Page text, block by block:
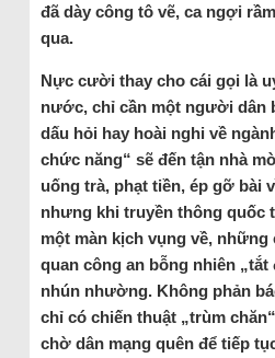
đã dày công tô vẽ, ca ngợi
qua.
Nực cười thay cho cái gọi là
nước, chỉ cần một người dân
dấu hỏi hay hoài nghi về
chức năng“ sẽ đến tận nhà
uống trà, phạt tiền, ép gỡ bài
nhưng khi truyền thông quốc
một màn kịch vụng về,
quan công an bỗng nhiên „tắt
nhún nhường. Không phản
chỉ có chiến thuật „trùm
chờ dân mạng quên để tiếp